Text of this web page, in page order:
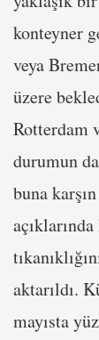
konteyner
veya
üzere
Rotterdam
durumun
buna
aktarıldı.
mayısta